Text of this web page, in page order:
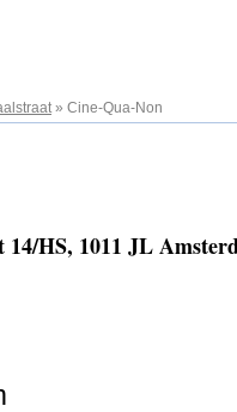
» Cine-Qua-Non
HS, 1011 JL